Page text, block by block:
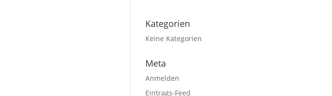
Kategorien
Keine Kategorien
Meta
Anmelden
Eintrags-Feed